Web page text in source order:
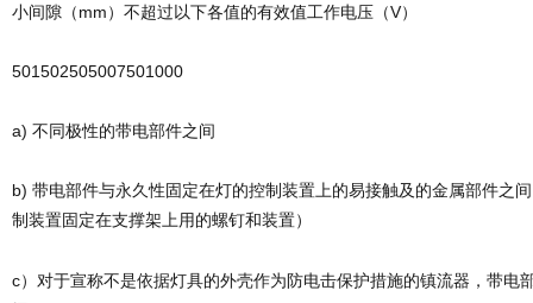
小间隙（mm）不超过以下各值的有效值工作电压（V）
501502505007501000
a) 不同极性的带电部件之间
b) 带电部件与永久性固定在灯的控制装置上的易接触及的金属部件之
制装置固定在支撑架上用的螺钉和装置）
c）对于宣称不是依据灯具的外壳作为防电击保护措施的镇流器，带电